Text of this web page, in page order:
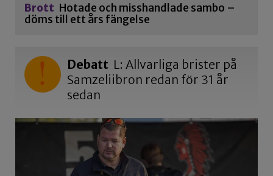
Brott Hotade och misshandlade sambo –
döms till ett års fängelse
Debatt L: Allvarliga brister på
Samzeliibron redan för 31 år
sedan